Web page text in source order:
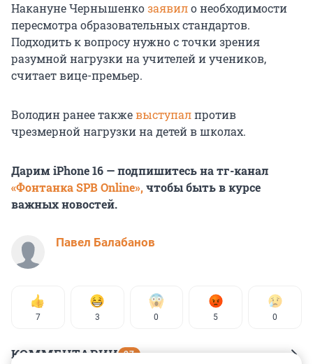
Накануне Чернышенкозаявило необходимости
пересмотра образовательных стандартов.
Подходить к вопросу нужно с точки зрения
разумной нагрузки на учителей и учеников,
считает вице-премьер.
Володин ранее такжевыступалпротив
чрезмерной нагрузки на детей в школах.
Дарим iPhone 16 — подпишитесь на тг-канал
«Фонтанка SPB Online»,чтобы быть в курсе
важных новостей.
Павел Балабанов
7 3 0 5 0
КОММЕНТАРИИ 27